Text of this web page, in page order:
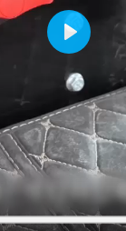
Play